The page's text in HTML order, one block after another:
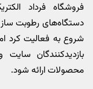
فروشگاه فرداد
دستگاه‌های رطوبت
شروع به فعالیت کرد
بازدیدکنندگان
محصولات ارائه شود.